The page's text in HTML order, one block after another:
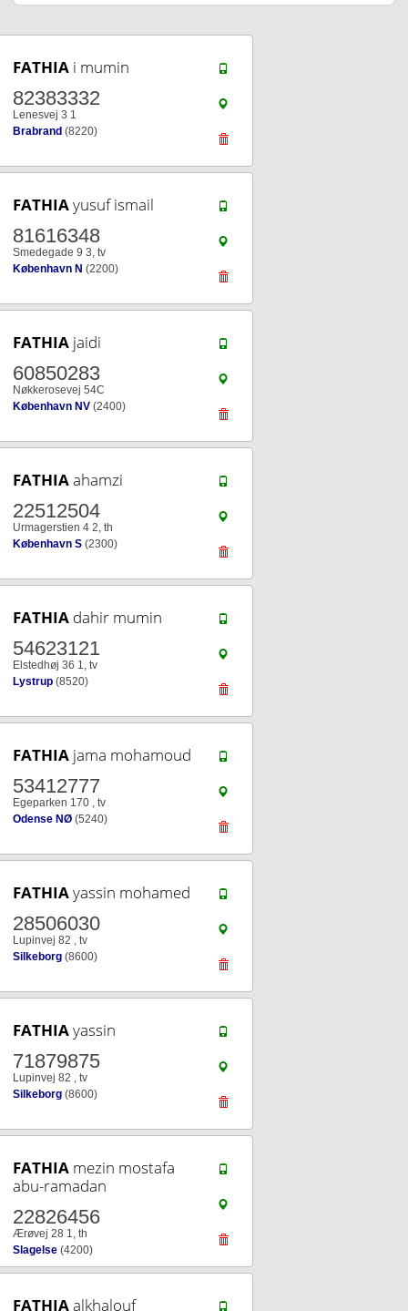
FATHIA i mumin
82383332
Lenesvej 3 1
Brabrand (8220)
FATHIAyusuf ismail
81616348
Smedegade 9 3, tv
København N (2200)
FATHIA jaidi
60850283
Nøkkerosevej 54C
København NV (2400)
FATHIAahamzi
22512504
Urmagerstien 4 2, th
København S (2300)
FATHIA dahir mumin
54623121
Elstedhøj 36 1, tv
Lystrup (8520)
FATHIA jama mohamoud
53412777
Egeparken 170 , tv
Odense NØ (5240)
FATHIAyassin mohamed
28506030
Lupinvej 82 , tv
Silkeborg (8600)
FATHIAyassin
71879875
Lupinvej 82 , tv
Silkeborg (8600)
FATHIA mezin mostafa
abu-ramadan
22826456
Ærøvej 28 1, th
Slagelse (4200)
FATHIAalkhalouf